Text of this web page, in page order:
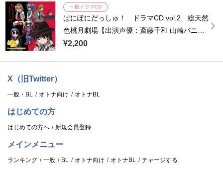
一般ドラマCD
ぱにぽにだっしゅ！ ドラマCD vol.2 総天然
色桃月劇場【出演声優：斎藤千和 山崎バニ
ラ】
¥2,200
X（旧Twitter）
一般・BL オトナ向け オトナBL
はじめての方
はじめての方へ 新規会員登録
メインメニュー
ランキング 一般 BL オトナ向け オトナBL チャージする